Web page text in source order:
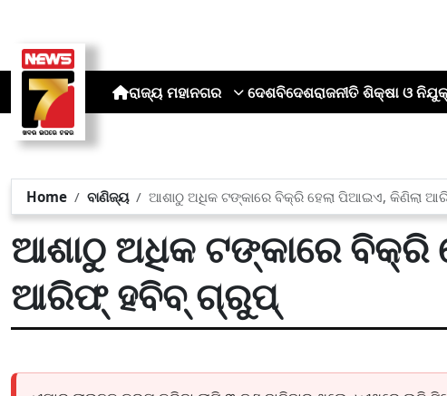
ରାଜ୍ୟ ମହାନଗର ଦେଶବିଦେଶରାଜନୀତି ଶିକ୍ଷା ଓ
Home ବାଣିଜ୍ୟ ଆଶାଠୁ ଅଧିକ ଟଙ୍କାରେ ବିକ୍ରି ହେଲା ପିଆଇଏ, କିଣିଲା
ଆଶାଠୁ ଅଧିକ ଟଙ୍କାରେ ବିକ୍ରି
ଆରିଫ୍ ହବିବ୍ ଗ୍ରୁପ୍